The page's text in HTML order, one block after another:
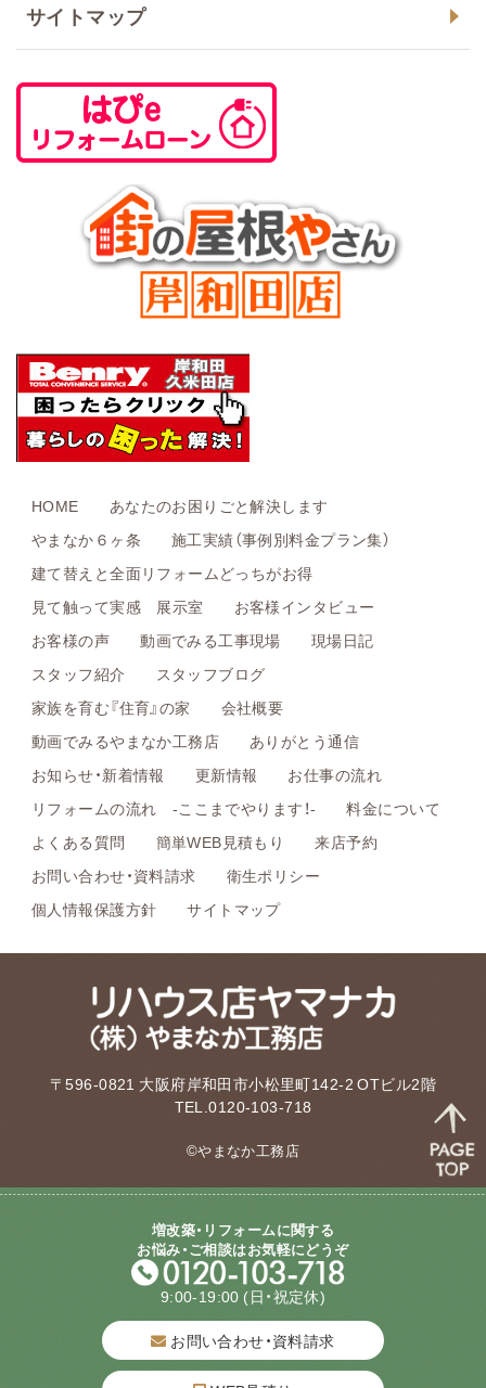
サイトマップ
HOME
あなたのお困りごと解決します
やまなか６ヶ条
施工実績（事例別料金プラン集）
建て替えと全面リフォームどっちがお得
見て触って実感 展示室
お客様インタビュー
お客様の声
動画でみる工事現場
現場日記
スタッフ紹介
スタッフブログ
家族を育む『住育』の家
会社概要
動画でみるやまなか工務店
ありがとう通信
お知らせ・新着情報
更新情報
お仕事の流れ
リフォームの流れ -ここまでやります！-
料金について
よくある質問
簡単WEB見積もり
来店予約
お問い合わせ・資料請求
衛生ポリシー
個人情報保護方針
サイトマップ
〒596-0821 大阪府岸和田市小松里町142-2 OTビル2階
TEL.0120-103-718
©やまなか工務店
増改築・リフォームに関する
お悩み・ご相談はお気軽にどうぞ
9:00-19:00 (日・祝定休)
お問い合わせ・資料請求